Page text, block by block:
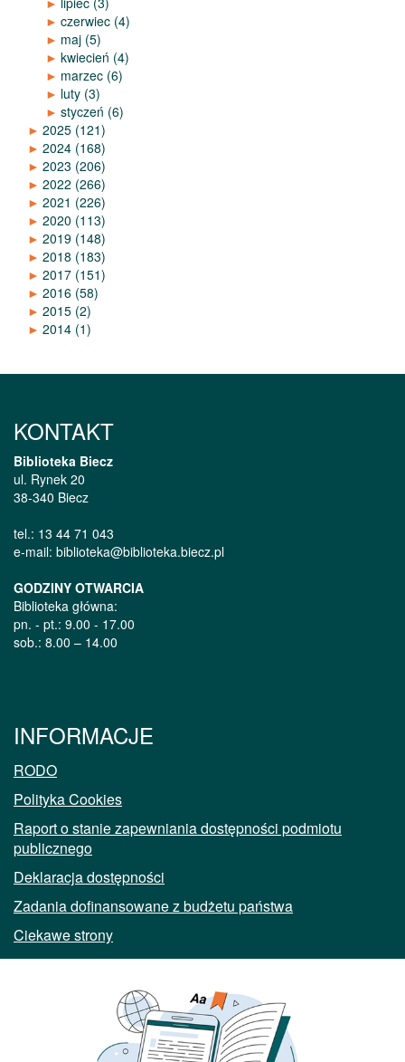
► czerwiec (4)
► maj (5)
► kwiecień (4)
► marzec (6)
► luty (3)
► styczeń (6)
► 2025 (121)
► 2024 (168)
► 2023 (206)
► 2022 (266)
► 2021 (226)
► 2020 (113)
► 2019 (148)
► 2018 (183)
► 2017 (151)
► 2016 (58)
► 2015 (2)
► 2014 (1)
KONTAKT
Biblioteka Biecz
ul. Rynek 20
38-340 Biecz
tel.: 13 44 71 043
e-mail: biblioteka@biblioteka.biecz.pl
GODZINY OTWARCIA
Biblioteka główna:
pn. - pt.: 9.00 - 17.00
sob.: 8.00 – 14.00
INFORMACJE
RODO
Polityka Cookies
Raport o stanie zapewniania dostępności podmiotu
publicznego
Deklaracja dostępności
Zadania dofinansowane z budżetu państwa
Ciekawe strony